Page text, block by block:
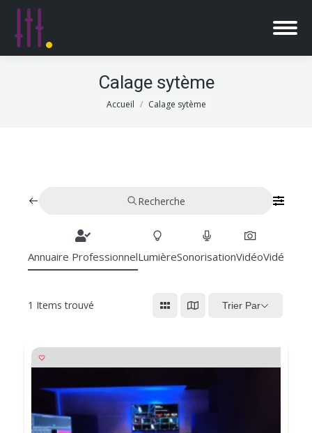
Calage sytème
Vous êtes ici :
Accueil Calage sytème
Recherche
Annuaire ProfessionnelLumièreSonorisationVidéo
1 Items trouvé Trier Par